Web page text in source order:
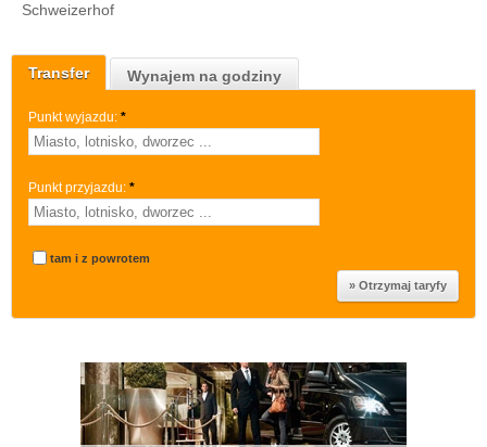
Transfer Wynajem na godziny
Punkt wyjazdu: *
Punkt przyjazdu: *
tam i z powrotem
Schweizerhof